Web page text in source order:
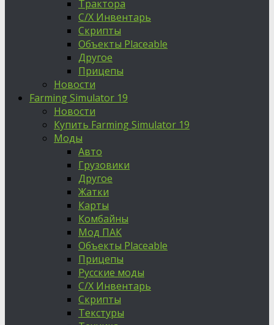
Трактора
С/Х Инвентарь
Скрипты
Объекты Placeable
Другое
Прицепы
Новости
Farming Simulator 19
Новости
Купить Farming Simulator 19
Моды
Авто
Грузовики
Другое
Жатки
Карты
Комбайны
Мод ПАК
Объекты Placeable
Прицепы
Русские моды
С/Х Инвентарь
Скрипты
Текстуры